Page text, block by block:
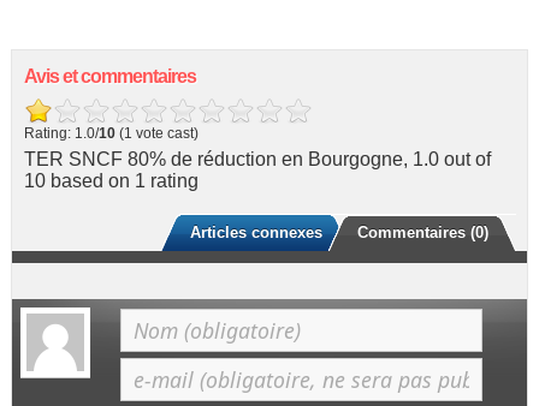
Avis et commentaires
Rating: 1.0/10(1 vote cast)
TER SNCF 80% de réduction en Bourgogne, 1.0out of
10based on 1 rating
Commentaires (0)
Articles connexes